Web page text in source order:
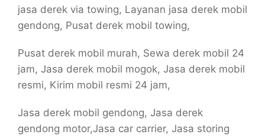
jasa derek via towing, Layanan jasa derek mobil
gendong, Pusat derek mobil towing,
Pusat derek mobil murah, Sewa derek mobil 24
jam, Jasa derek mobil mogok, Jasa derek mobil
resmi, Kirim mobil resmi 24 jam,
Jasa derek mobil gendong, Jasa derek
gendong motor,Jasa car carrier, Jasa storing